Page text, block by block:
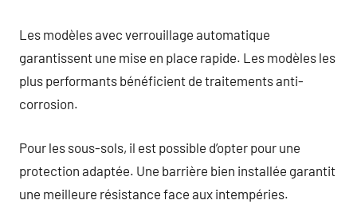
Les modèles avec verrouillage automatique
garantissent une mise en place rapide. Les modèles les
plus performants bénéficient de traitements anti-
corrosion.
Pour les sous-sols, il est possible d’opter pour une
protection adaptée. Une barrière bien installée garantit
une meilleure résistance face aux intempéries.